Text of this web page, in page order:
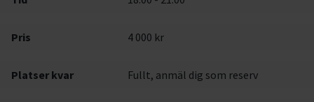
Pris 4 000 kr
Platser kvar Fullt, anmäl dig som reserv